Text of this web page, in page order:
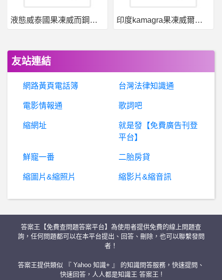
日
本旅遊- 星宇航空 行李托運可以用軟袋嗎 星宇航空 行李托運可以用軟袋嗎
Programming- LINEBOT有提供使用者位置資訊嗎?
股票- 月線壓制vs國安基金 月線壓制vs國安基金
金
投財富詐騙【網友不會幫你賺錢、請勿聽信網友投資】
電影- 活屍大軍剛看到MV結束要繼續嗎@@
液態威泰國果凍威而鋼哪裡買 印度kamagra果凍威爾剛用於治療男性勃起功能障礙
友站連結
網路黃頁電話簿 台灣法律知識通
電影情報通 歌詞吧
縮網址
就是發【免費廣告刊登
平台】
鮮寵一番 二胎房貸
縮圖片&縮照片 縮影片&縮音訊
答案王【免費查問題答案平台】為使用者提供免費的線上問題查
詢，任何問題都可以在本平台提出、回答、刪除，也可以聯繫發問
者！
答案王提供類似 『 Yahoo 知識+ 』 的知識問答服務，快速提問、
快速回答，人人都是知識王 答案王 !